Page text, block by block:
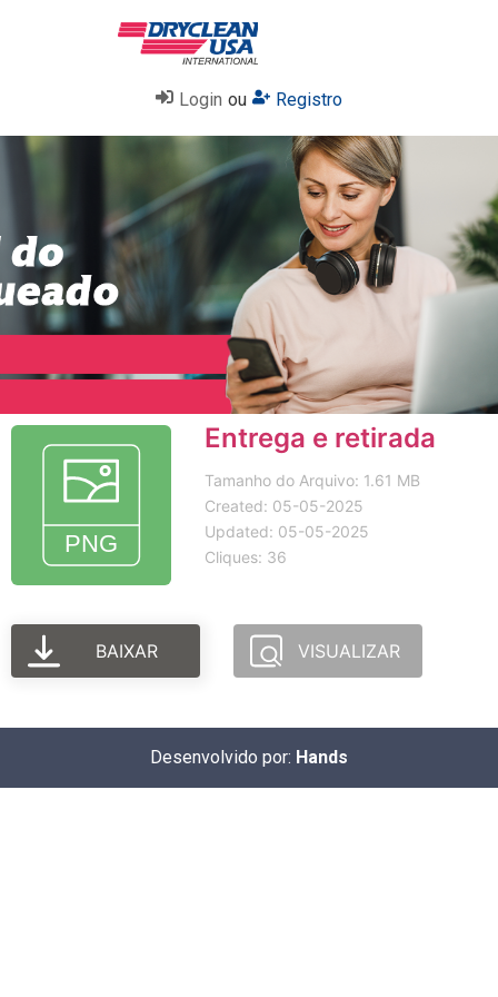
Login ou Registro
Entrega e retirada
Tamanho do Arquivo: 1.61 MB
Created: 05-05-2025
Updated: 05-05-2025
Cliques: 36
BAIXAR VISUALIZAR
Desenvolvido por: Hands